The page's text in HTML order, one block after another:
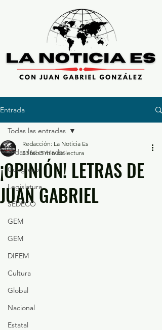
Entrada
Todas las entradas
Congreso
Legislatura
SEDECO
GEM
GEM
DIFEM
Cultura
Global
Nacional
Estatal
Todas las entradas
¡OPINIÓN! LETRAS DE
JUAN GABRIEL
Redacción: La Noticia Es
23 feb 5 min de lectura